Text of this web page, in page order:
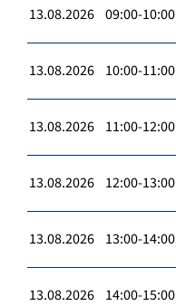
13.08.2026 09:00-10:00
13.08.2026 10:00-11:00
13.08.2026 11:00-12:00
13.08.2026 12:00-13:00
13.08.2026 13:00-14:00
13.08.2026 14:00-15:00